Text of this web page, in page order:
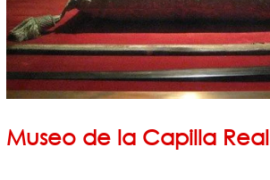
Museo de la Capilla Real